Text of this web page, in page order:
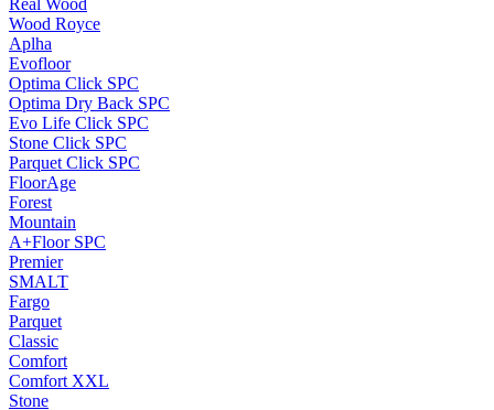
Real Wood
Wood Royce
Aplha
Evofloor
Optima Click SPC
Optima Dry Back SPC
Evo Life Click SPC
Stone Click SPC
Parquet Click SPC
FloorAge
Forest
Mountain
A+Floor SPC
Premier
SMALT
Fargo
Parquet
Classic
Comfort
Comfort XXL
Stone